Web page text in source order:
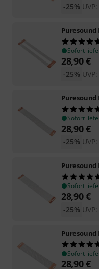
UVP:
-25%
Puresound
Sofort
28,90€
UVP:
-25%
Puresound
Sofort
28,90€
UVP:
-25%
Puresound
Sofort
28,90€
UVP:
-25%
Puresound
Sofort
28,90€